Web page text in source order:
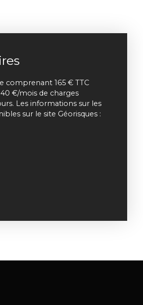
comprenant 165 € TTC
€/mois de charges
Les informations sur les
sur le site Géorisques :